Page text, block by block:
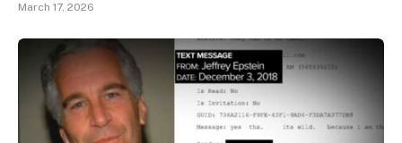
March 17, 2026